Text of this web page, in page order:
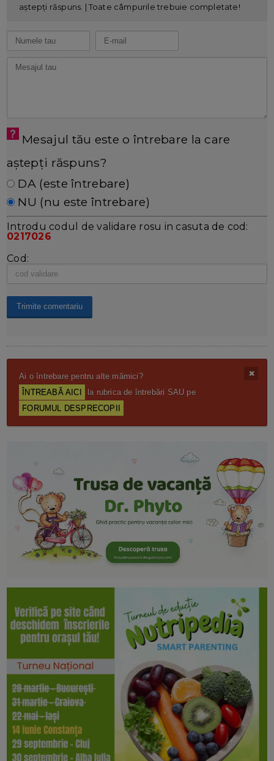
aștepți răspuns. | Toate câmpurile trebuie completate!
Mesajul tău este o întrebare la care
aștepți răspuns?
DA (este întrebare)
NU (nu este întrebare)
Introdu codul de validare rosu in casuta de cod:
0217026
Cod:
Ai o întrebare pentru alte mămici?
ÎNTREABĂ AICI
la rubrica de întrebări SAU pe
FORUMUL DESPRECOPII